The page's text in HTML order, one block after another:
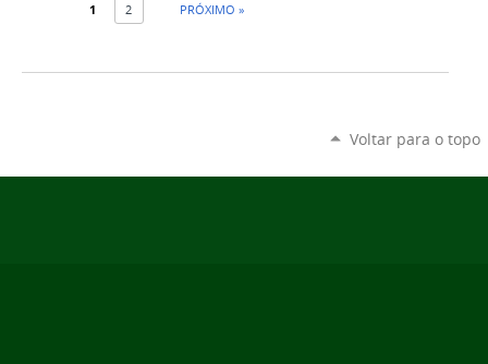
1 2 PRÓXIMO »
Voltar para o topo